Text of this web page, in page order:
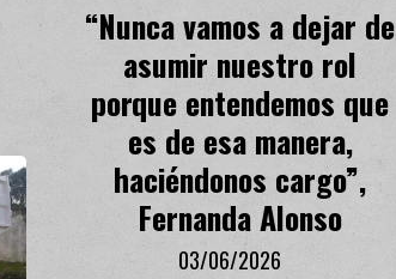
“Nunca vamos a dejar de
asumir nuestro rol
porque entendemos que
es de esa manera,
haciéndonos cargo”,
Fernanda Alonso
03/06/2026